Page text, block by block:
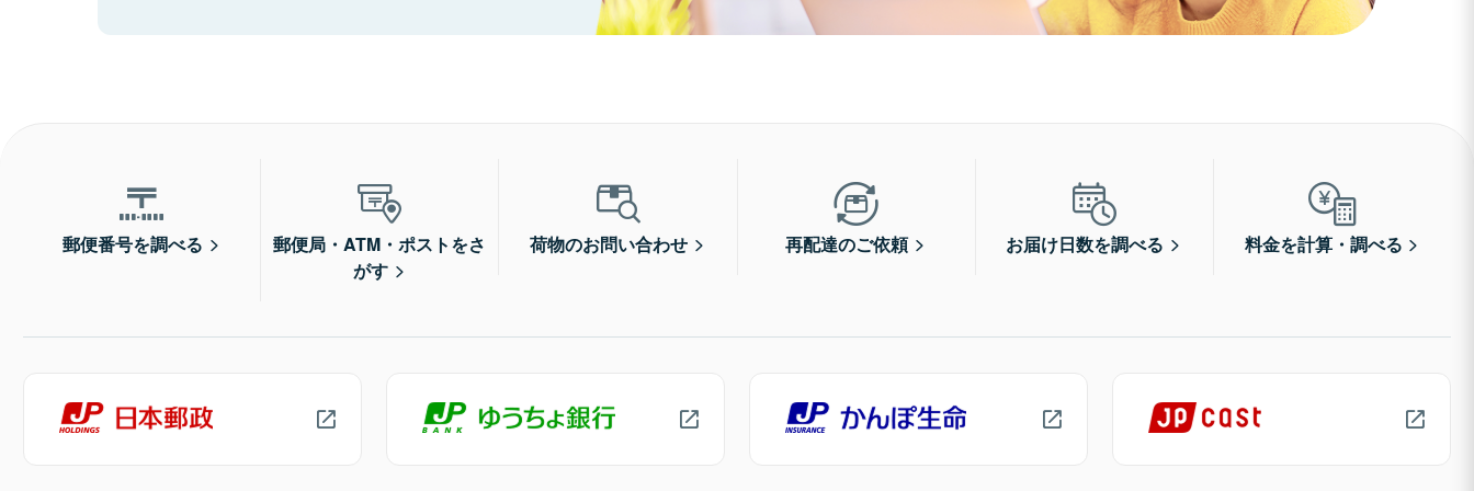
郵便番号を調べる
郵便局・ATM・ポストをさ
がす
荷物のお問い合わせ 再配達のご依頼 お届け日数を調べる 料金を計算・調べる